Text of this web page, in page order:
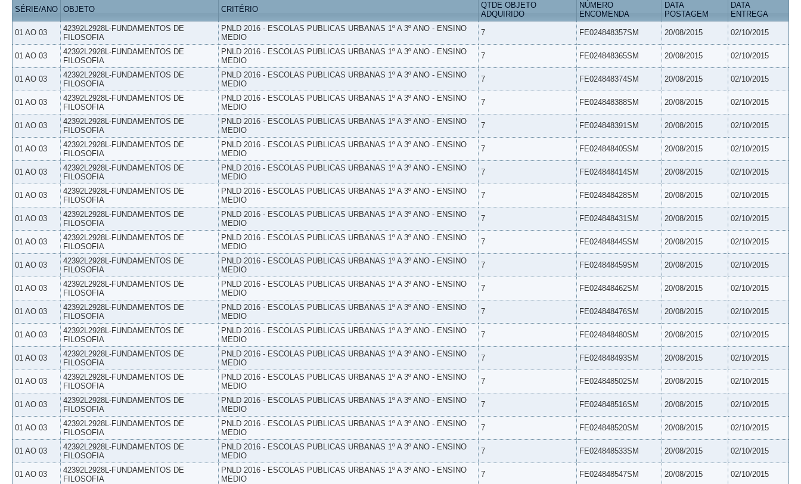
SÉRIE/ANO OBJETO CRITÉRIO
QTDE OBJETO
ADQUIRIDO
NÚMERO
ENCOMENDA
DATA
POSTAGEM
DATA
ENTREGA
01 AO 03
42392L2928L-FUNDAMENTOS DE
FILOSOFIA
PNLD 2016 - ESCOLAS PUBLICAS URBANAS 1º A 3º ANO - ENSINO
MEDIO
7 FE024848357SM 20/08/2015 02/10/2015
01 AO 03
42392L2928L-FUNDAMENTOS DE
FILOSOFIA
PNLD 2016 - ESCOLAS PUBLICAS URBANAS 1º A 3º ANO - ENSINO
MEDIO
7 FE024848365SM 20/08/2015 02/10/2015
01 AO 03
42392L2928L-FUNDAMENTOS DE
FILOSOFIA
PNLD 2016 - ESCOLAS PUBLICAS URBANAS 1º A 3º ANO - ENSINO
MEDIO
7 FE024848374SM 20/08/2015 02/10/2015
01 AO 03
42392L2928L-FUNDAMENTOS DE
FILOSOFIA
PNLD 2016 - ESCOLAS PUBLICAS URBANAS 1º A 3º ANO - ENSINO
MEDIO
7 FE024848388SM 20/08/2015 02/10/2015
01 AO 03
42392L2928L-FUNDAMENTOS DE
FILOSOFIA
PNLD 2016 - ESCOLAS PUBLICAS URBANAS 1º A 3º ANO - ENSINO
MEDIO
7 FE024848391SM 20/08/2015 02/10/2015
01 AO 03
42392L2928L-FUNDAMENTOS DE
FILOSOFIA
PNLD 2016 - ESCOLAS PUBLICAS URBANAS 1º A 3º ANO - ENSINO
MEDIO
7 FE024848405SM 20/08/2015 02/10/2015
01 AO 03
42392L2928L-FUNDAMENTOS DE
FILOSOFIA
PNLD 2016 - ESCOLAS PUBLICAS URBANAS 1º A 3º ANO - ENSINO
MEDIO
7 FE024848414SM 20/08/2015 02/10/2015
01 AO 03
42392L2928L-FUNDAMENTOS DE
FILOSOFIA
PNLD 2016 - ESCOLAS PUBLICAS URBANAS 1º A 3º ANO - ENSINO
MEDIO
7 FE024848428SM 20/08/2015 02/10/2015
01 AO 03
42392L2928L-FUNDAMENTOS DE
FILOSOFIA
PNLD 2016 - ESCOLAS PUBLICAS URBANAS 1º A 3º ANO - ENSINO
MEDIO
7 FE024848431SM 20/08/2015 02/10/2015
01 AO 03
42392L2928L-FUNDAMENTOS DE
FILOSOFIA
PNLD 2016 - ESCOLAS PUBLICAS URBANAS 1º A 3º ANO - ENSINO
MEDIO
7 FE024848445SM 20/08/2015 02/10/2015
01 AO 03
42392L2928L-FUNDAMENTOS DE
FILOSOFIA
PNLD 2016 - ESCOLAS PUBLICAS URBANAS 1º A 3º ANO - ENSINO
MEDIO
7 FE024848459SM 20/08/2015 02/10/2015
01 AO 03
42392L2928L-FUNDAMENTOS DE
FILOSOFIA
PNLD 2016 - ESCOLAS PUBLICAS URBANAS 1º A 3º ANO - ENSINO
MEDIO
7 FE024848462SM 20/08/2015 02/10/2015
01 AO 03
42392L2928L-FUNDAMENTOS DE
FILOSOFIA
PNLD 2016 - ESCOLAS PUBLICAS URBANAS 1º A 3º ANO - ENSINO
MEDIO
7 FE024848476SM 20/08/2015 02/10/2015
01 AO 03
42392L2928L-FUNDAMENTOS DE
FILOSOFIA
PNLD 2016 - ESCOLAS PUBLICAS URBANAS 1º A 3º ANO - ENSINO
MEDIO
7 FE024848480SM 20/08/2015 02/10/2015
01 AO 03
42392L2928L-FUNDAMENTOS DE
FILOSOFIA
PNLD 2016 - ESCOLAS PUBLICAS URBANAS 1º A 3º ANO - ENSINO
MEDIO
7 FE024848493SM 20/08/2015 02/10/2015
01 AO 03
42392L2928L-FUNDAMENTOS DE
FILOSOFIA
PNLD 2016 - ESCOLAS PUBLICAS URBANAS 1º A 3º ANO - ENSINO
MEDIO
7 FE024848502SM 20/08/2015 02/10/2015
01 AO 03
42392L2928L-FUNDAMENTOS DE
FILOSOFIA
PNLD 2016 - ESCOLAS PUBLICAS URBANAS 1º A 3º ANO - ENSINO
MEDIO
7 FE024848516SM 20/08/2015 02/10/2015
01 AO 03
42392L2928L-FUNDAMENTOS DE
FILOSOFIA
PNLD 2016 - ESCOLAS PUBLICAS URBANAS 1º A 3º ANO - ENSINO
MEDIO
7 FE024848520SM 20/08/2015 02/10/2015
01 AO 03
42392L2928L-FUNDAMENTOS DE
FILOSOFIA
PNLD 2016 - ESCOLAS PUBLICAS URBANAS 1º A 3º ANO - ENSINO
MEDIO
7 FE024848533SM 20/08/2015 02/10/2015
01 AO 03
42392L2928L-FUNDAMENTOS DE
FILOSOFIA
PNLD 2016 - ESCOLAS PUBLICAS URBANAS 1º A 3º ANO - ENSINO
MEDIO
7 FE024848547SM 20/08/2015 02/10/2015